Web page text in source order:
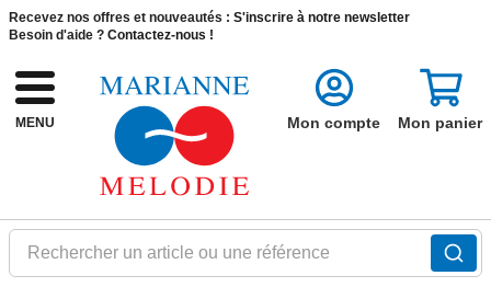
Recevez nos offres et nouveautés : S'inscrire à notre newsletter
Besoin d'aide ? Contactez-nous !
MENU
Rechercher un article ou une référence
Mon compte Mon panier